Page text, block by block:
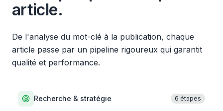
article.
De l'analyse du mot-clé à la publication, chaque
article passe par un pipeline rigoureux qui garantit
qualité et performance.
Recherche & stratégie 6 étapes